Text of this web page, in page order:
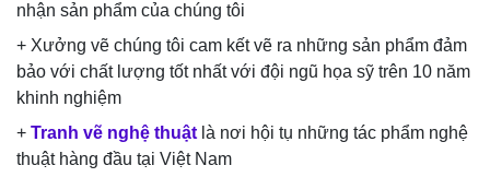
nhận sản phẩm của chúng tôi
+ Xưởng vẽ chúng tôi cam kết vẽ ra những sản phẩm đảm
bảo với chất lượng tốt nhất với đội ngũ họa sỹ trên 10 năm
khinh nghiệm
+ Tranh vẽ nghệ thuật là nơi hội tụ những tác phẩm nghệ
thuật hàng đầu tại Việt Nam